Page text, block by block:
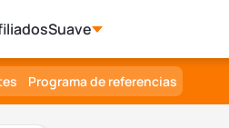
Suave
Programa de referencias